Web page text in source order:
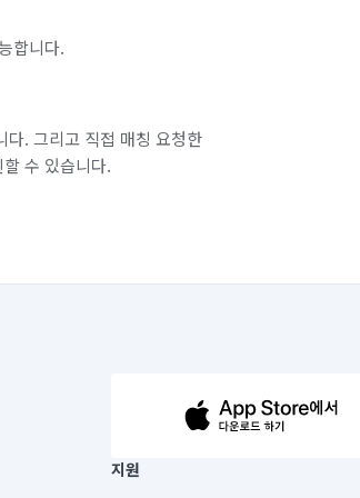
합니다.
다. 그리고 직접 매칭 요청한
수 있습니다.
지원